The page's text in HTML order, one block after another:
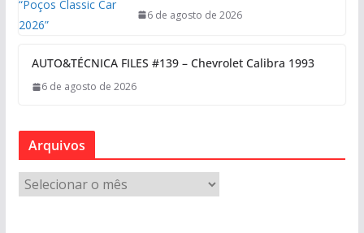
6 de agosto de 2026
AUTO&TÉCNICA FILES #139 – Chevrolet Calibra 1993
6 de agosto de 2026
Arquivos